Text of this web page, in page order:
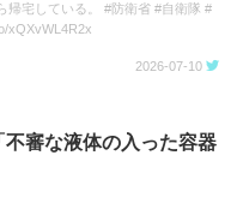
帰宅している。 #防衛省 #自衛隊 #
xQXvWL4R2x
2026-07-10
審な液体の入った容器